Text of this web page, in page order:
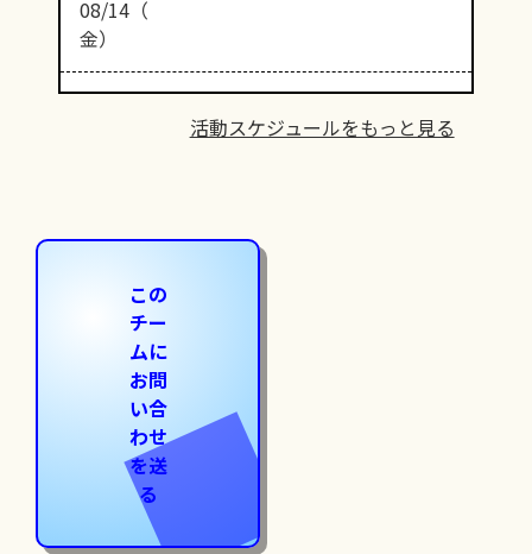
08/14（
金）
活動スケジュールをもっと見る
この
チー
ムに
お問
い合
わせ
を送
る